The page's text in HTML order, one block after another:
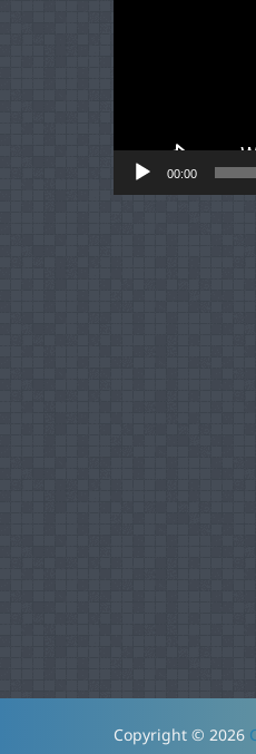
00:00
Copyright © 2026